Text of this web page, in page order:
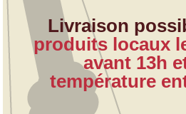
Livraison
produits locaux
avant 13h
température